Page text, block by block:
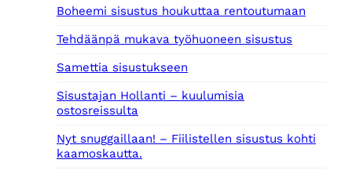
Boheemi sisustus houkuttaa rentoutumaan
Tehdäänpä mukava työhuoneen sisustus
Samettia sisustukseen
Sisustajan Hollanti – kuulumisia
ostosreissulta
Nyt snuggaillaan! – Fiilistellen sisustus kohti
kaamoskautta.